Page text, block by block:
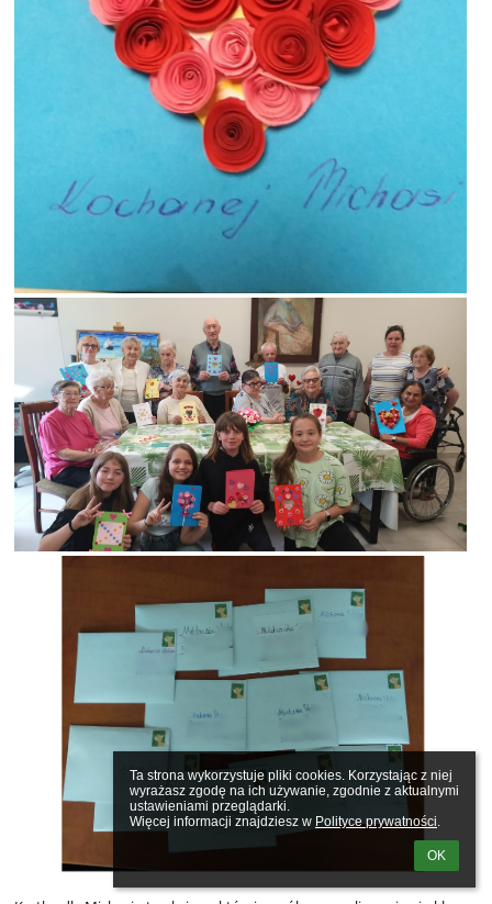
Ta strona wykorzystuje pliki cookies. Korzystając z niej
wyrażasz zgodę na ich używanie, zgodnie z aktualnymi
ustawieniami przeglądarki.
Więcej informacji znajdziesz w Polityce prywatności.
OK